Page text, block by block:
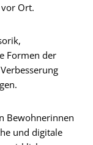
Ort.
Formen der
Bewohnerinnen
und digitale